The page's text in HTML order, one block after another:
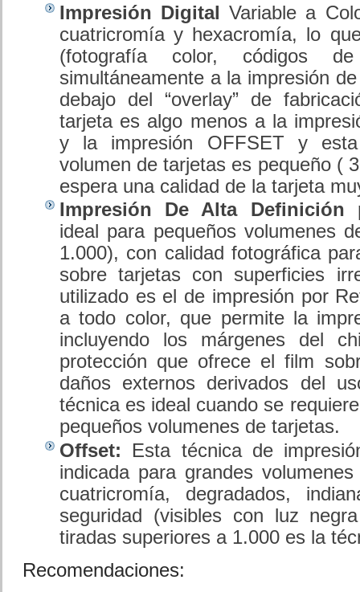
Impresión Digital Variable a
cuatricromía y hexacromía, lo
(fotografía color, códigos
simultáneamente a la impresión
debajo del “overlay” de
tarjeta es algo menos a la
y la impresión OFFSET y
volumen de tarjetas es pequeño (
espera una calidad de la tarjeta
Impresión De Alta Definición
ideal para pequeños volumenes
1.000), con calidad fotográfica
sobre tarjetas con superficies
utilizado es el de impresión por
a todo color, que permite la
incluyendo los márgenes del
protección que ofrece el film
daños externos derivados del
técnica es ideal cuando se
pequeños volumenes de tarjetas.
Offset: Esta técnica de
indicada para grandes
cuatricromía, degradados,
seguridad (visibles con luz
tiradas superiores a 1.000 es la
Recomendaciones: